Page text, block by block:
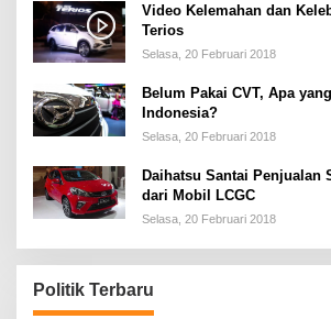
Video Kelemahan dan
Terios
Selasa, 20 Februari 2018
Belum Pakai CVT, Apa
Indonesia?
Selasa, 20 Februari 2018
Daihatsu Santai Penjualan
dari Mobil LCGC
Selasa, 20 Februari 2018
Politik Terbaru